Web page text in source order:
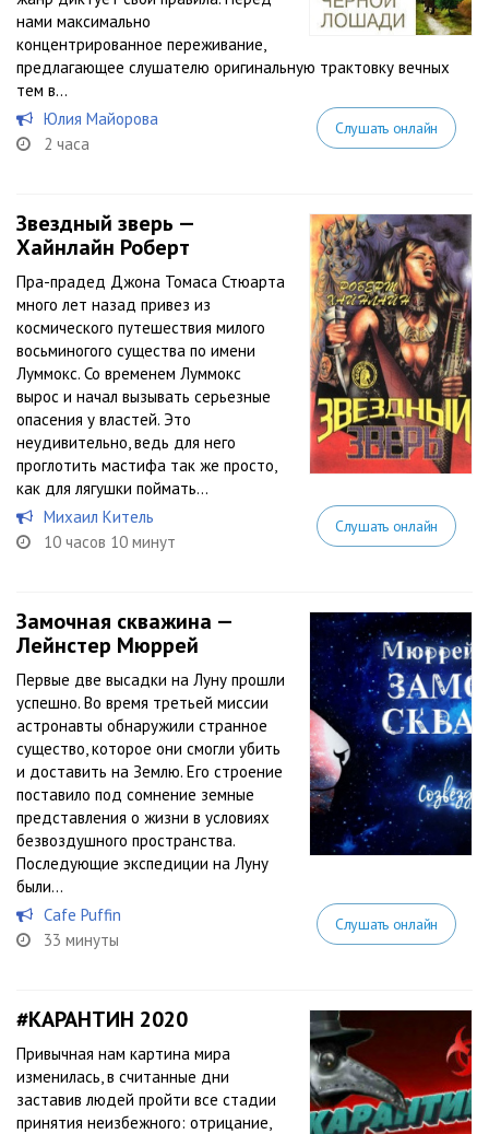
нами максимально
концентрированное переживание,
предлагающее слушателю оригинальную трактовку вечных
тем в...
Юлия Майорова
2 часа
Слушать онлайн
Звездный зверь —
Хайнлайн Роберт
Пра-прадед Джона Томаса Стюарта
много лет назад привез из
космического путешествия милого
восьминогого существа по имени
Луммокс. Со временем Луммокс
вырос и начал вызывать серьезные
опасения у властей. Это
неудивительно, ведь для него
проглотить мастифа так же просто,
как для лягушки поймать...
Михаил Китель
10 часов 10 минут
Слушать онлайн
Замочная скважина —
Лейнстер Мюррей
Первые две высадки на Луну прошли
успешно. Во время третьей миссии
астронавты обнаружили странное
существо, которое они смогли убить
и доставить на Землю. Его строение
поставило под сомнение земные
представления о жизни в условиях
безвоздушного пространства.
Последующие экспедиции на Луну
были...
Cafe Puffin
33 минуты
Слушать онлайн
#КАРАНТИН 2020
Привычная нам картина мира
изменилась, в считанные дни
заставив людей пройти все стадии
принятия неизбежного: отрицание,